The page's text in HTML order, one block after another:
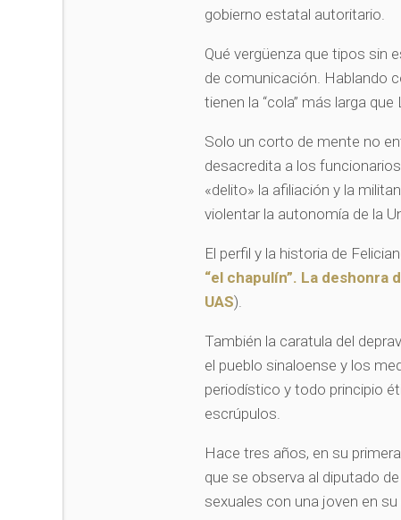
gobierno estatal autoritario.
Qué vergüenza que tipos sin
de comunicación. Hablando
tienen la “cola” más larga
Solo un corto de mente no
desacredita a los
«delito» la afiliación y la
violentar la autonomía de la
El perfil y la historia de
“el chapulín”. La deshonra
UAS).
También la caratula del
el pueblo sinaloense y los
periodístico y todo principio
escrúpulos.
Hace tres años, en su
que se observa al diputado
sexuales con una joven en